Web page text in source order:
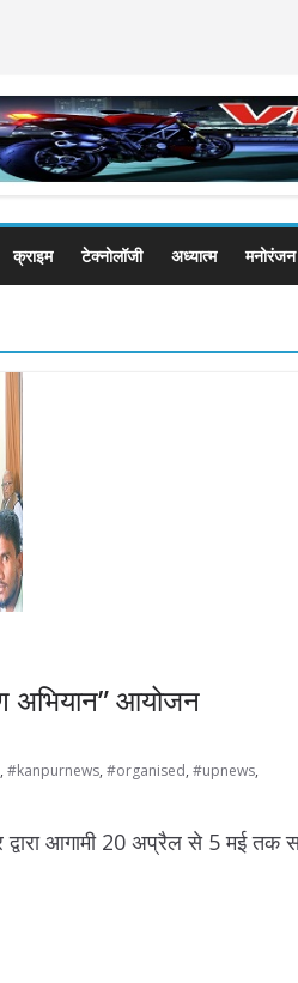
क्राइम टेक्नोलॉजी अध्यात्म मनोरंजन
अभियान” आयोजन
, #kanpurnews, #organised, #upnews,
आगामी 20 अप्रैल से 5 मई तक